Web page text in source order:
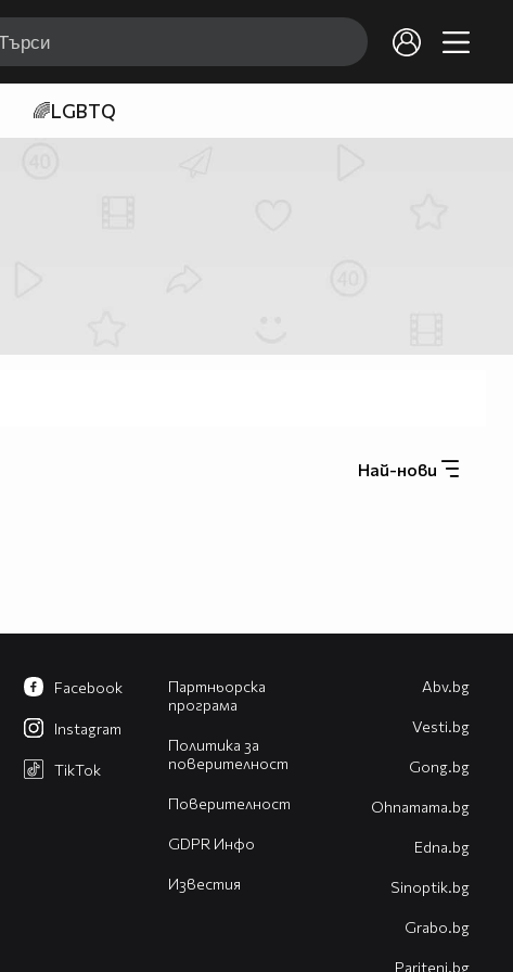
🌈LGBTQ
Най-нови
Партньорска
програма
Политика за
поверителност
Поверителност
GDPR Инфо
Известия
Facebook
Instagram
TikTok
Abv.bg
Vesti.bg
Gong.bg
Оhnamama.bg
Edna.bg
Sinoptik.bg
Grabo.bg
Pariteni.bg